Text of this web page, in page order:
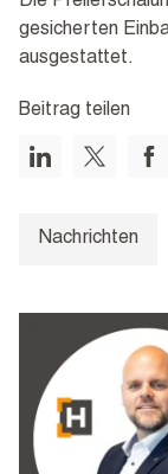
gesicherten
ausgestattet.
Beitrag teilen
Nachrichten